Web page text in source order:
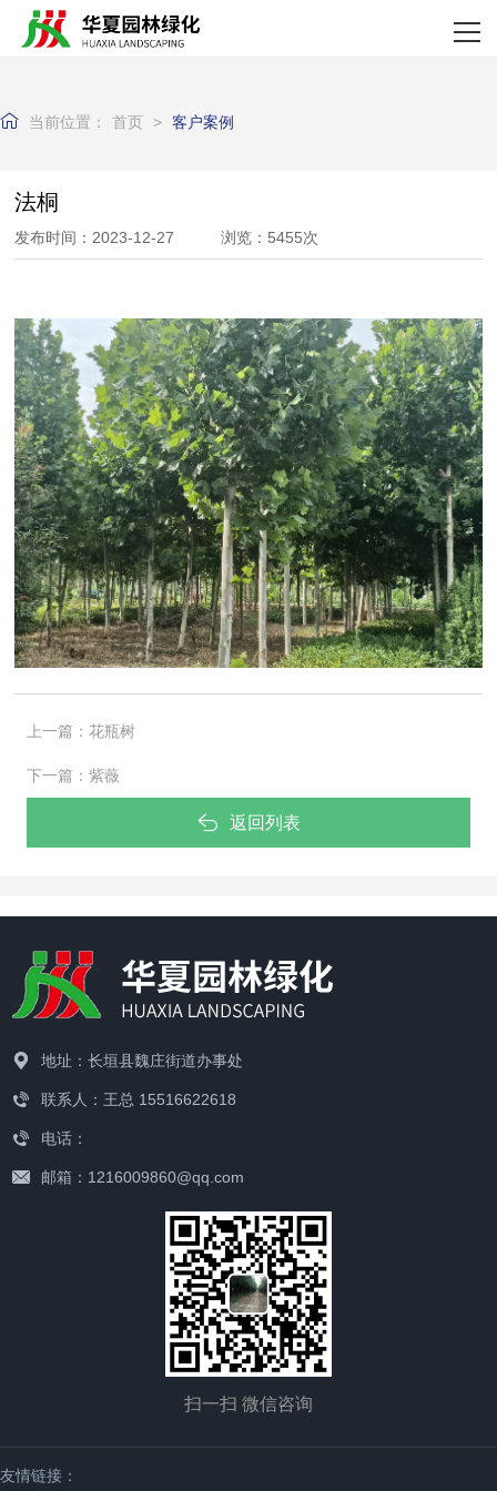
网站首页
新闻资讯
资质荣誉
企业实力
联系我们
当前位置： 首页 > 客户案例
法桐
发布时间：2023-12-27 浏览：5455次
上一篇： 花瓶树
下一篇： 紫薇
返回列表
地址：长垣县魏庄街道办事处
联系人：王总 15516622618
电话：
邮箱：1216009860@qq.com
扫一扫 微信咨询
友情链接：